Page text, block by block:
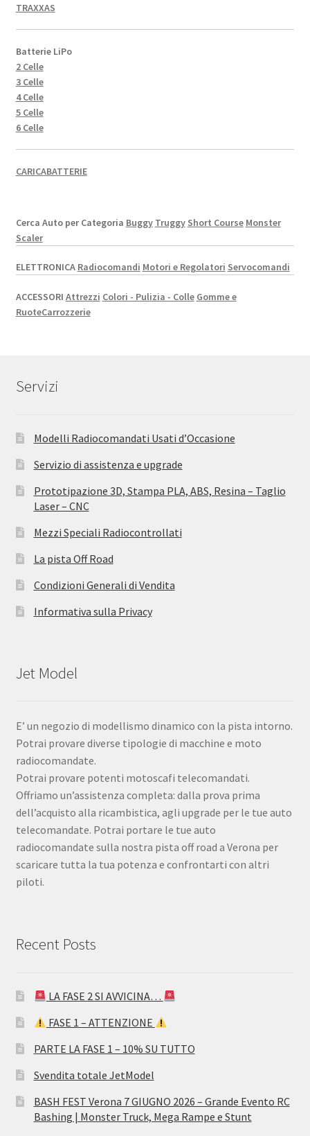
TRAXXAS
Batterie LiPo
2 Celle
3 Celle
4 Celle
5 Celle
6 Celle
CARICABATTERIE
Cerca Auto per Categoria Buggy Truggy Short Course Monster
Scaler
ELETTRONICA Radiocomandi Motori e Regolatori Servocomandi
ACCESSORI Attrezzi Colori - Pulizia - Colle Gomme e
RuoteCarrozzerie
Servizi
Modelli Radiocomandati Usati d’Occasione
Servizio di assistenza e upgrade
Prototipazione 3D, Stampa PLA, ABS, Resina – Taglio
Laser – CNC
Mezzi Speciali Radiocontrollati
La pista Off Road
Condizioni Generali di Vendita
Informativa sulla Privacy
Jet Model
E’ un negozio di modellismo dinamico con la pista intorno.
Potrai provare diverse tipologie di macchine e moto
radiocomandate.
Potrai provare potenti motoscafi telecomandati.
Offriamo un’assistenza completa: dalla prova prima
dell’acquisto alla ricambistica, agli upgrade per le tue auto
telecomandate. Potrai portare le tue auto
radiocomandate sulla nostra pista off road a Verona per
scaricare tutta la tua potenza e confrontarti con altri
piloti.
Recent Posts
LA FASE 2 SI AVVICINA…
FASE 1 – ATTENZIONE
PARTE LA FASE 1 – 10% SU TUTTO
Svendita totale JetModel
BASH FEST Verona 7 GIUGNO 2026 – Grande Evento RC
Bashing | Monster Truck, Mega Rampe e Stunt